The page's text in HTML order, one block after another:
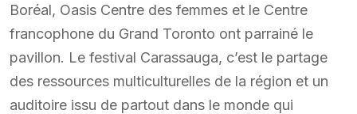
Boréal, Oasis Centre des femmes et le Centre
francophone du Grand Toronto ont parrainé le
pavillon. Le festival Carassauga, c’est le partage
des ressources multiculturelles de la région et un
auditoire issu de partout dans le monde qui